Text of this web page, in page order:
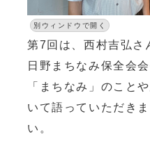
別ウィンドウで開く
第7回は、西村吉弘さ
日野まちなみ保全会
「まちなみ」のこと
いて語っていただき
い。